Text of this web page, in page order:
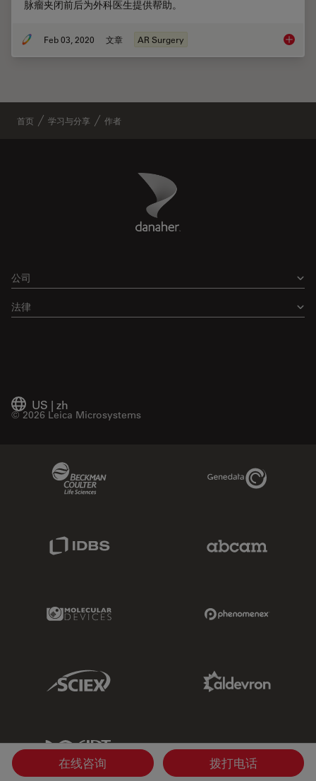
脉瘤夹闭前后为外科医生提供帮助。
Feb 03, 2020 文章 AR Surgery
首页 学习与分享 作者
Danaher Logo
公司
法律
US | zh
© 2026 Leica Microsystems
Genedata Link
Molecular Devices Link
Sciex Link
IDT Link
在线咨询 拨打电话